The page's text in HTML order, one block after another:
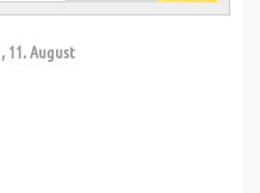
11. August